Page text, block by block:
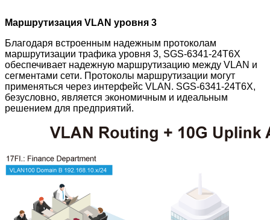
Маршрутизация VLAN уровня 3
Благодаря встроенным надежным протоколам
маршрутизации трафика уровня 3, SGS-6341-24T6X
обеспечивает надежную маршрутизацию между VLAN и
сегментами сети. Протоколы маршрутизации могут
применяться через интерфейс VLAN. SGS-6341-24T6X,
безусловно, является экономичным и идеальным
решением для предприятий.